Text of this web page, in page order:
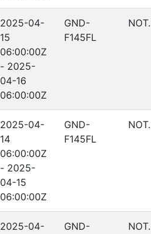
2025-04-
15
06:00:00Z
- 2025-
04-16
06:00:00Z
GND-
F145FL
2025-04-
14
06:00:00Z
- 2025-
04-15
06:00:00Z
GND-
F145FL
2025-04-
GND-